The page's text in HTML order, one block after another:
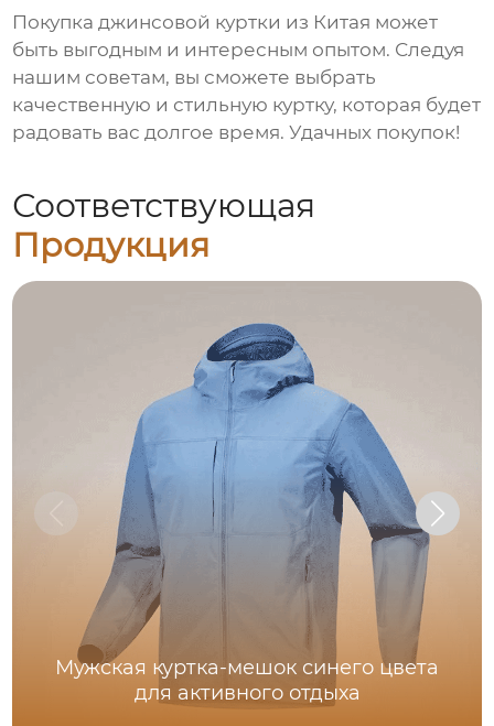
Покупкаджинсовой куртки из Китая может
быть выгодным и интересным опытом. Следуя
нашим советам, вы сможете выбрать
качественную и стильную куртку, которая будет
радовать вас долгое время. Удачных покупок!
Соответствующая
Продукция
Мужская куртка-мешок синего цвета
для активного отдыха